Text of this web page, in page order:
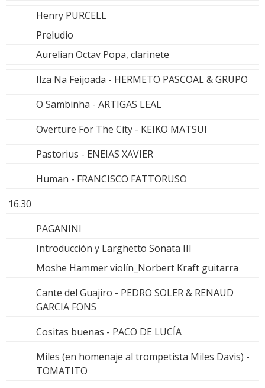
Henry PURCELL
Preludio
Aurelian Octav Popa, clarinete
Ilza Na Feijoada - HERMETO PASCOAL & GRUPO
O Sambinha - ARTIGAS LEAL
Overture For The City - KEIKO MATSUI
Pastorius - ENEIAS XAVIER
Human - FRANCISCO FATTORUSO
16.30
PAGANINI
Introducción y Larghetto Sonata III
Moshe Hammer violín_Norbert Kraft guitarra
Cante del Guajiro - PEDRO SOLER & RENAUD
GARCIA FONS
Cositas buenas - PACO DE LUCÍA
Miles (en homenaje al trompetista Miles Davis) -
TOMATITO